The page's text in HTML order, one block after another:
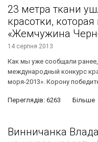
23 метра ткани
красотки,
«Жемчужина
14 серпня 2013
Как мы уже сообщали
международный конкурс
моря-2013». Корону
Переглядів: 6263 Більше
Винничанка